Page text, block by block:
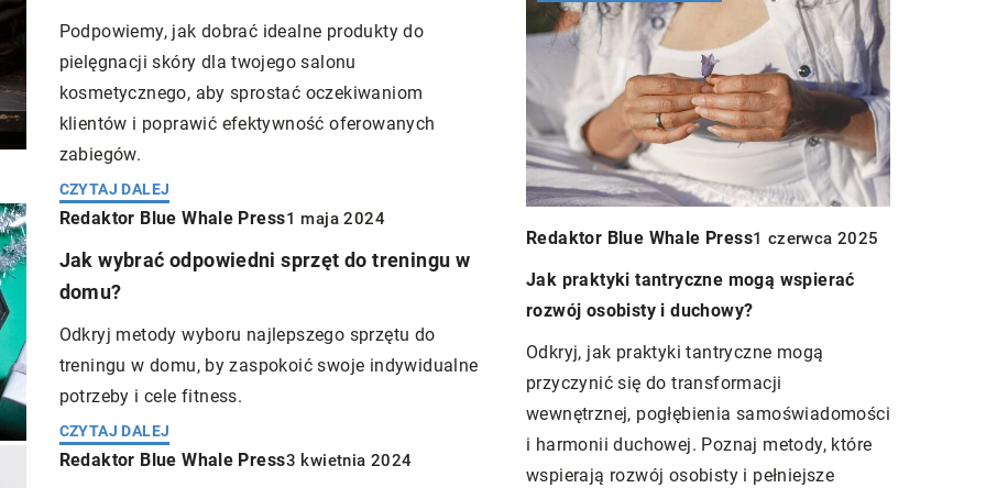
Podpowiemy, jak dobrać idealne produkty do
pielęgnacji skóry dla twojego salonu
kosmetycznego, aby sprostać oczekiwaniom
klientów i poprawić efektywność oferowanych
zabiegów.
CZYTAJ DALEJ
Redaktor Blue Whale Press1 maja 2024
Jak wybrać odpowiedni sprzęt do treningu w
domu?
Odkryj metody wyboru najlepszego sprzętu do
treningu w domu, by zaspokoić swoje indywidualne
potrzeby i cele fitness.
CZYTAJ DALEJ
Redaktor Blue Whale Press3 kwietnia 2024
21 kwietnia 2025
kanałowe
kanałowe z
jest bardziej
pacjentów.
które
zdrowie i promienny wygląd.
Redaktor Blue Whale Press1 czerwca 2025
Jak praktyki tantryczne mogą wspierać
rozwój osobisty i duchowy?
Odkryj, jak praktyki tantryczne mogą
przyczynić się do transformacji
wewnętrznej, pogłębienia samoświadomości
i harmonii duchowej. Poznaj metody, które
wspierają rozwój osobisty i pełniejsze